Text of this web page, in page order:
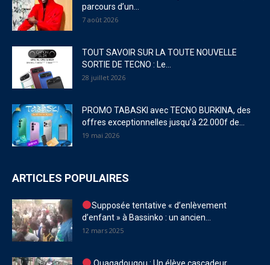
parcours d’un...
7 août 2026
TOUT SAVOIR SUR LA TOUTE NOUVELLE
SORTIE DE TECNO : Le...
28 juillet 2026
PROMO TABASKI avec TECNO BURKINA, des
offres exceptionnelles jusqu’à 22.000f de...
19 mai 2026
ARTICLES POPULAIRES
Supposée tentative « d’enlèvement
d’enfant » à Bassinko : un ancien...
12 mars 2025
Ouagadougou : Un élève cascadeur